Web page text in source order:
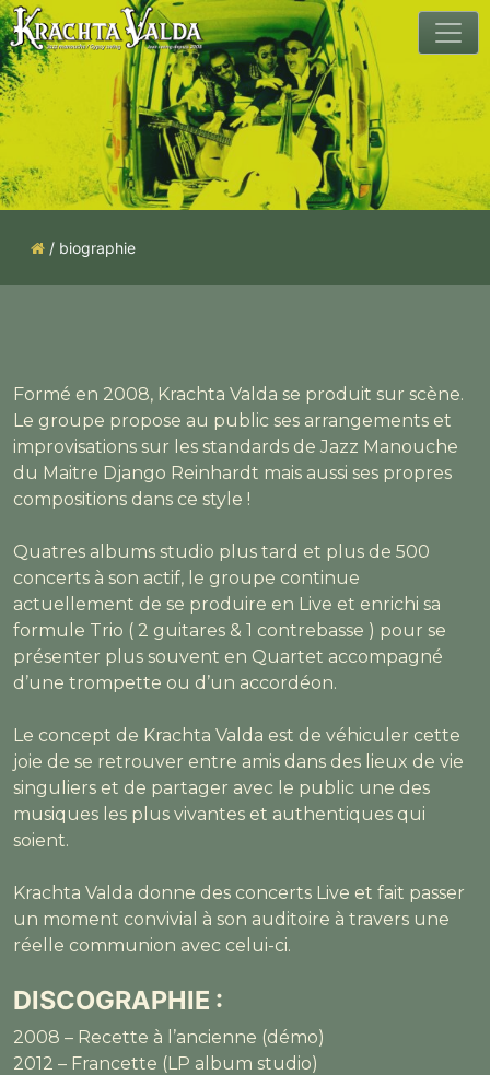
Skip
to
content
/ biographie
Formé en 2008, Krachta Valda se produit sur scène.
Le groupe propose au public ses arrangements et
improvisations sur les standards de Jazz Manouche
du Maitre Django Reinhardt mais aussi ses propres
compositions dans ce style !
Quatres albums studio plus tard et plus de 500
concerts à son actif, le groupe continue
actuellement de se produire en Live et enrichi sa
formule Trio ( 2 guitares & 1 contrebasse ) pour se
présenter plus souvent en Quartet accompagné
d’une trompette ou d’un accordéon.
Le concept de Krachta Valda est de véhiculer cette
joie de se retrouver entre amis dans des lieux de vie
singuliers et de partager avec le public une des
musiques les plus vivantes et authentiques qui
soient.
Krachta Valda donne des concerts Live et fait passer
un moment convivial à son auditoire à travers une
réelle communion avec celui-ci.
DISCOGRAPHIE :
2008 – Recette à l’ancienne (démo)
2012 – Francette (LP album studio)